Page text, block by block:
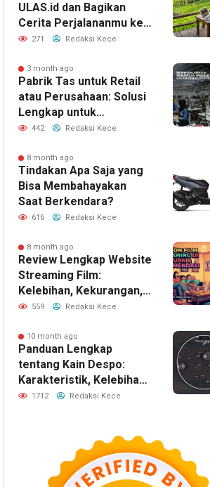
ULAS.id dan Bagikan
Cerita Perjalananmu ke
Lebih Banyak Pembaca
271 Redaksi Kece
3 month ago
Pabrik Tas untuk Retail
atau Perusahaan: Solusi
Lengkap untuk
Kebutuhan Bisnis Anda
442 Redaksi Kece
8 month ago
Tindakan Apa Saja yang
Bisa Membahayakan
Saat Berkendara?
616 Redaksi Kece
8 month ago
Review Lengkap Website
Streaming Film:
Kelebihan, Kekurangan,
dan Fitur Unggulan
559 Redaksi Kece
10 month ago
Panduan Lengkap
tentang Kain Despo:
Karakteristik, Kelebihan,
dan Manfaatnya
1712 Redaksi Kece